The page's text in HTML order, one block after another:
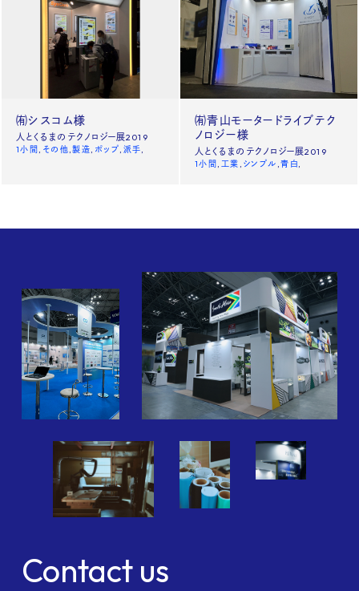
㈲シスコム様
人とくるまのテクノロジー展2019
1小間 その他 製造 ポップ 派手
㈲青山モータードライブテク
ノロジー様
人とくるまのテクノロジー展2019
1小間 工業 シンプル 青白
Contact us